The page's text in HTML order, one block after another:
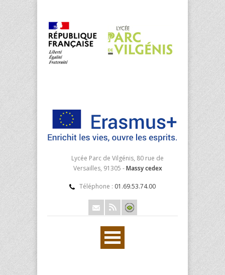
Lycée Parc de Vilgénis, 80 rue de
Versailles, 91305 -Massy cedex
Téléphone : 01.69.53.74.00